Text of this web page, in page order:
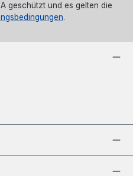
geschützt und es gelten die
.